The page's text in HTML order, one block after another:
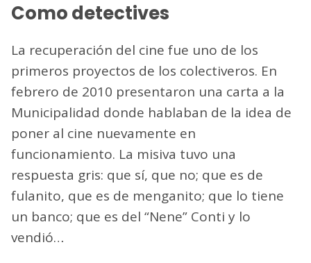
Como detectives
La recuperación del cine fue uno de los
primeros proyectos de los colectiveros. En
febrero de 2010 presentaron una carta a la
Municipalidad donde hablaban de la idea de
poner al cine nuevamente en
funcionamiento. La misiva tuvo una
respuesta gris: que sí, que no; que es de
fulanito, que es de menganito; que lo tiene
un banco; que es del “Nene” Conti y lo
vendió…